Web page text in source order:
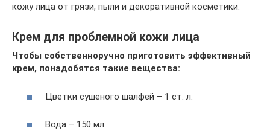
кожу лица от грязи, пыли и декоративной косметики.
Крем для проблемной кожи лица
Чтобы собственноручно приготовить эффективный
крем, понадобятся такие вещества:
Цветки сушеного шалфей – 1 ст. л.
Вода – 150 мл.